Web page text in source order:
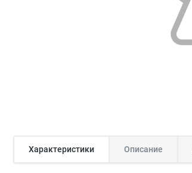
Характеристики Описание